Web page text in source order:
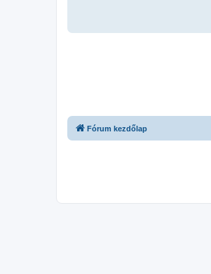
Fórum kezdőlap